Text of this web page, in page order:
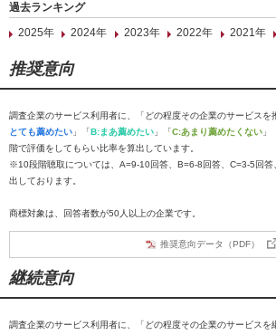
過去ランキング
2025年
2024年 2023年 2022年 2021年
推奨意向
調査企業のサービス利用者に、「どの程度その企業のサービスを
とても薦めたい 」「B:まあ薦めたい 」「C:あまり薦めたくない 」
階で評価をしてもらい比率を算出しています。
※10段階聴取については、A=9-10回答、B=6-8回答、C=3-5回答
出しております。
商標対象は、回答者数が50人以上の企業です。
推奨意向データ（PDF）
継続意向
調査企業のサービス利用者に、「どの程度その企業のサービスを